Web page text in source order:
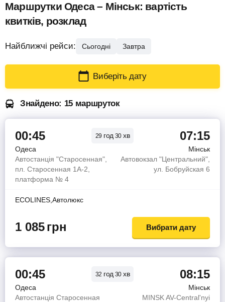
Маршрутки Одеса – Мінськ: вартість
квитків, розклад
Найближчі рейси: Сьогодні Завтра
Виберіть дату
Знайдено: 15 маршруток
00:45 29 год 30 хв 07:15
Одеса
Мінськ
Автостанція "Старосенная",
пл. Старосенная 1А-2,
платформа № 4
Автовокзал "Центральний",
ул. Бобруйская 6
ECOLINES,Автолюкс
1 085грн Вибрати дату
00:45 32 год 30 хв 08:15
Одеса
Мінськ
Автостанція Старосенная
MINSK AV-Central'nyi